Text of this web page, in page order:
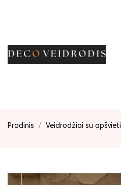
Pradinis Veidrodžiai su